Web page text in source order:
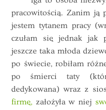
pracowitością. Zanim ją
jestem tytanem pracy
czułam się jednak jak
jeszcze taka młoda
po świecie, robiłam
po śmierci taty
dedykowana) wraz z
firmę, założyła w niej